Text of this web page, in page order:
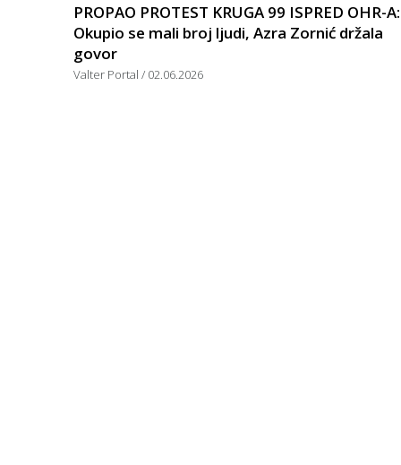
PROPAO PROTEST KRUGA 99 ISPRED OHR-A:
Okupio se mali broj ljudi, Azra Zornić držala
govor
Valter Portal 02.06.2026